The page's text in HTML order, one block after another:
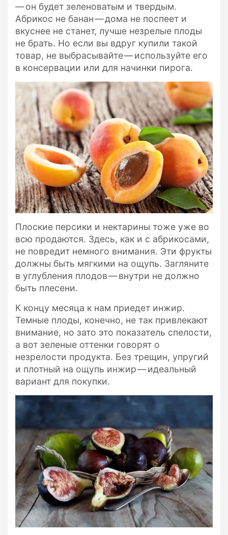
— он будет зеленоватым и твердым.
Абрикос не банан — дома не поспеет и
вкуснее не станет, лучше незрелые плоды
не брать. Но если вы вдруг купили такой
товар, не выбрасывайте — используйте его
в консервации или для начинки пирога.
Плоские персики и нектарины тоже уже во
всю продаются. Здесь, как и с абрикосами,
не повредит немного внимания. Эти фрукты
должны быть мягкими на ощупь. Загляните
в углубления плодов — внутри не должно
быть плесени.
К концу месяца к нам приедет инжир.
Темные плоды, конечно, не так привлекают
внимание, но зато это показатель спелости,
а вот зеленые оттенки говорят о
незрелости продукта. Без трещин, упругий
и плотный на ощупь инжир — идеальный
вариант для покупки.